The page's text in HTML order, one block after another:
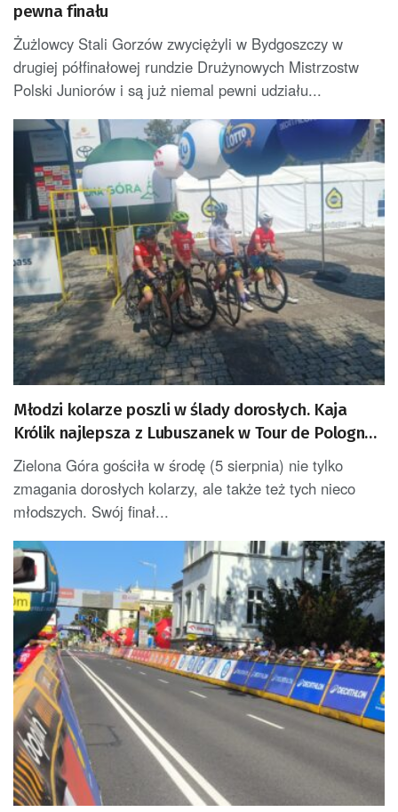
pewna finału
Żużlowcy Stali Gorzów zwyciężyli w Bydgoszczy w
drugiej półfinałowej rundzie Drużynowych Mistrzostw
Polski Juniorów i są już niemal pewni udziału...
Młodzi kolarze poszli w ślady dorosłych. Kaja
Królik najlepsza z Lubuszanek w Tour de Pologne
Junior
Zielona Góra gościła w środę (5 sierpnia) nie tylko
zmagania dorosłych kolarzy, ale także też tych nieco
młodszych. Swój finał...